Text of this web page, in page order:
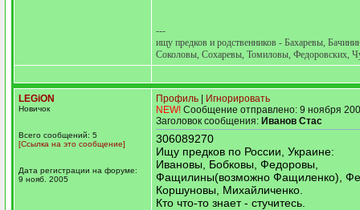
---
ищу предков и родственников - Бахаревы,
Соколовы, Сохаревы, Томиловы, Федоровских,
LEGiON
Новичок
Всего сообщений: 5
[Ссылка на это сообщение]
Дата регистрации на форуме:
9 нояб. 2005
Профиль
Игнорировать
NEW! Сообщение отправлено: 9 ноября
Заголовок сообщения: Иванов Стас
306089270
Ищу предков по России, Украине:
Ивановы, Бобковы, Федоровы,
Фащилины(возможно Фащиленко),
Коршуновы, Михайличенко.
Кто что-то знает - стучитесь.